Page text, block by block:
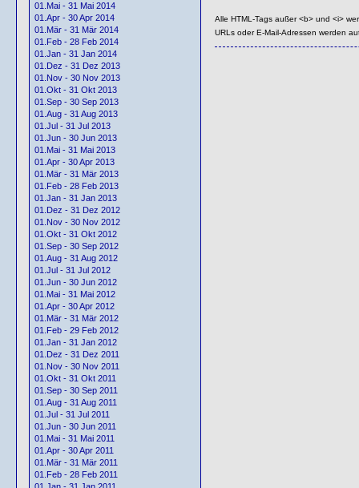
01.Mai - 31 Mai 2014
01.Apr - 30 Apr 2014
01.Mär - 31 Mär 2014
01.Feb - 28 Feb 2014
01.Jan - 31 Jan 2014
01.Dez - 31 Dez 2013
01.Nov - 30 Nov 2013
01.Okt - 31 Okt 2013
01.Sep - 30 Sep 2013
01.Aug - 31 Aug 2013
01.Jul - 31 Jul 2013
01.Jun - 30 Jun 2013
01.Mai - 31 Mai 2013
01.Apr - 30 Apr 2013
01.Mär - 31 Mär 2013
01.Feb - 28 Feb 2013
01.Jan - 31 Jan 2013
01.Dez - 31 Dez 2012
01.Nov - 30 Nov 2012
01.Okt - 31 Okt 2012
01.Sep - 30 Sep 2012
01.Aug - 31 Aug 2012
01.Jul - 31 Jul 2012
01.Jun - 30 Jun 2012
01.Mai - 31 Mai 2012
01.Apr - 30 Apr 2012
01.Mär - 31 Mär 2012
01.Feb - 29 Feb 2012
01.Jan - 31 Jan 2012
01.Dez - 31 Dez 2011
01.Nov - 30 Nov 2011
01.Okt - 31 Okt 2011
01.Sep - 30 Sep 2011
01.Aug - 31 Aug 2011
01.Jul - 31 Jul 2011
01.Jun - 30 Jun 2011
01.Mai - 31 Mai 2011
01.Apr - 30 Apr 2011
01.Mär - 31 Mär 2011
01.Feb - 28 Feb 2011
Alle HTML-Tags außer <b> und <i>
URLs oder E-Mail-Adressen werden